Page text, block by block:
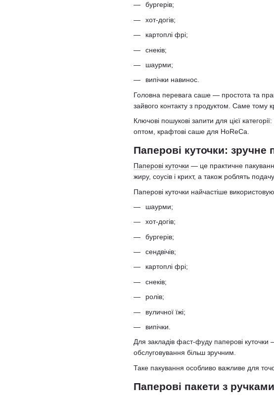
бургерів;
хот-догів;
картоплі фрі;
снеків;
шаурми;
випічки навинос.
Головна перевага саше — простота та
зайвого контакту з продуктом. Саме тому
Ключові пошукові запити для цієї
оптом, крафтові саше для HoReCa.
Паперові куточки: зручне
Паперові куточки — це практичне
жиру, соусів і крихт, а також роблять
Паперові куточки найчастіше
шаурми;
хот-догів;
бургерів;
сендвічів;
картоплі фрі;
снеків;
ролів;
вуличної їжі;
випічки.
Для закладів фаст-фуду паперові
обслуговування більш зручним.
Таке пакування особливо важливе для
Паперові пакети з